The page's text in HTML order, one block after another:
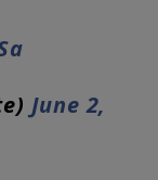
June 2,